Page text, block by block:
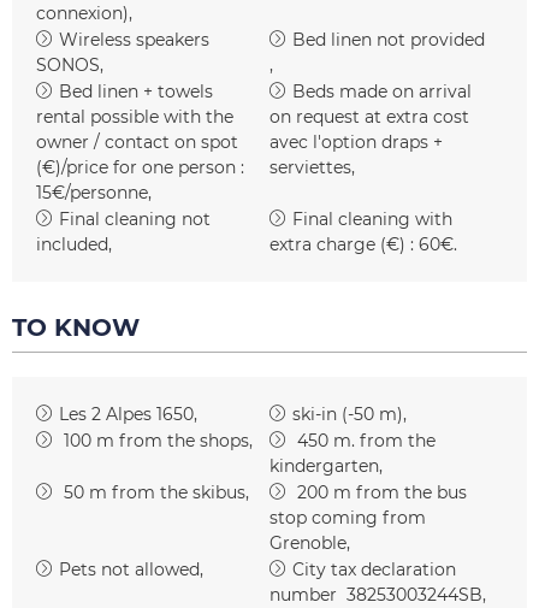
connexion)
Wireless speakers
SONOS
Bed linen not provided
Bed linen + towels
rental possible with the
owner / contact on spot
(€)/price for one person :
15€/personne
Beds made on arrival
on request at extra cost
avec l'option draps +
serviettes
Final cleaning not
included
Final cleaning with
extra charge (€) : 60€
TO KNOW
Les 2 Alpes 1650
ski-in (-50 m)
100 m from the shops 450 m. from the
kindergarten
50 m from the skibus 200 m from the bus
stop coming from
Grenoble
Pets not allowed
City tax declaration
number 38253003244SB